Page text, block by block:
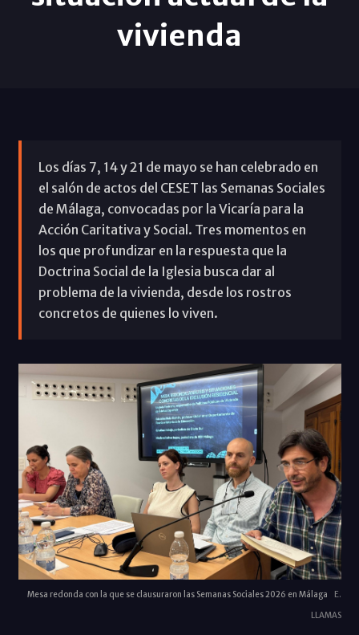
vivienda
Los días 7, 14 y 21 de mayo se han celebrado en
el salón de actos del CESET las Semanas Sociales
de Málaga, convocadas por la Vicaría para la
Acción Caritativa y Social. Tres momentos en
los que profundizar en la respuesta que la
Doctrina Social de la Iglesia busca dar al
problema de la vivienda, desde los rostros
concretos de quienes lo viven.
Mesa redonda con la que se clausuraron las Semanas Sociales 2026 en Málaga
E.
LLAMAS